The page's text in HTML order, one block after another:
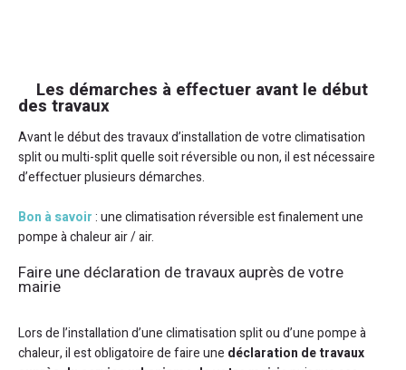
Les démarches à effectuer avant le début
des travaux
Avant le début des travaux d’installation de votre climatisation
split ou multi-split quelle soit réversible ou non, il est nécessaire
d’effectuer plusieurs démarches.
Bon à savoir: une climatisation réversible est finalement une
pompe à chaleur air / air.
Faire une déclaration de travaux auprès de votre
mairie
Lors de l’installation d’une climatisation split ou d’une pompe à
chaleur, il est obligatoire de faire une déclaration de travaux